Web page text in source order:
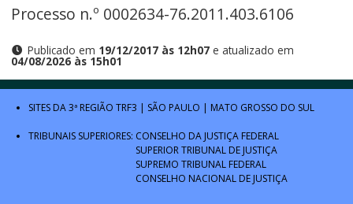
Processo n.º 0002634-76.2011.403.6106
Publicado em 19/12/2017 às 12h07e atualizado em
04/08/2026 às 15h01
SITES DA 3ª REGIÃO TRF3 | SÃO PAULO | MATO GROSSO DO SUL
TRIBUNAIS SUPERIORES: CONSELHO DA JUSTIÇA FEDERAL
SUPERIOR TRIBUNAL DE JUSTIÇA
SUPREMO TRIBUNAL FEDERAL
CONSELHO NACIONAL DE JUSTIÇA